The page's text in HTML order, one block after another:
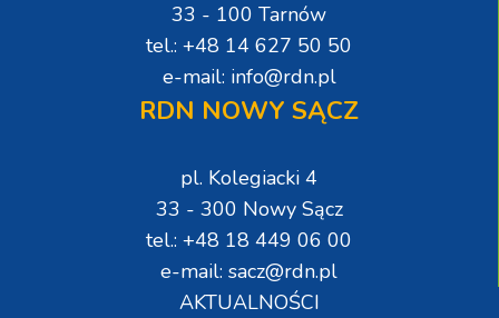
33 - 100 Tarnów
tel.: +48 14 627 50 50
e-mail: info@rdn.pl
RDN NOWY SĄCZ
pl. Kolegiacki 4
33 - 300 Nowy Sącz
tel.: +48 18 449 06 00
e-mail: sacz@rdn.pl
AKTUALNOŚCI